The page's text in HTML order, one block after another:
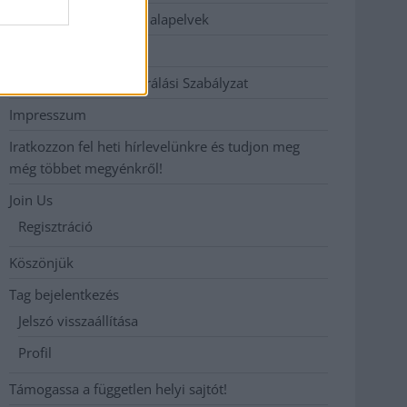
Etikai és függetlenségi alapelvek
Hozzászólási és Moderálási Szabályzat
Impresszum
Iratkozzon fel heti hírlevelünkre és tudjon meg
még többet megyénkről!
Join Us
Regisztráció
Köszönjük
Tag bejelentkezés
Jelszó visszaállítása
Profil
Támogassa a független helyi sajtót!